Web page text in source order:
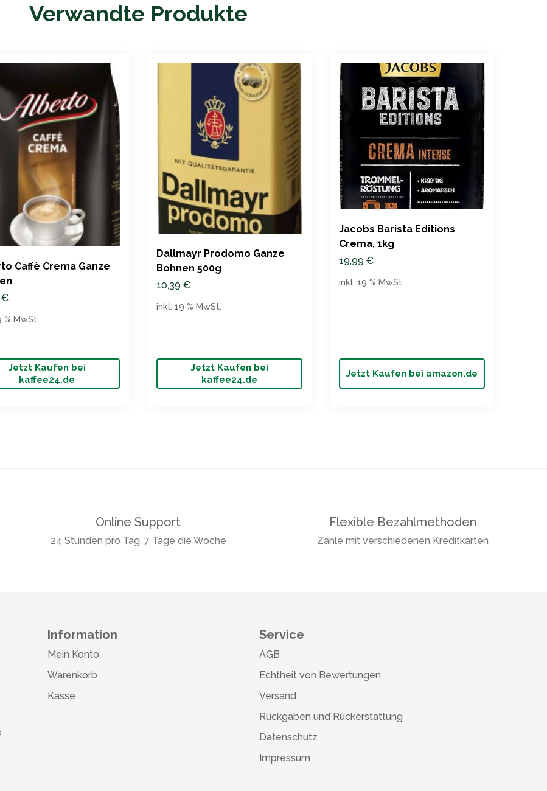
Verwandte Produkte
Caffè Crema Ganze
€
Jetzt Kaufen bei
kaffee24.de
% MwSt.
Dallmayr Prodomo Ganze
Bohnen 500g
10,39 €
Jetzt Kaufen bei
kaffee24.de
inkl. 19 % MwSt.
Jacobs Barista Editions
Crema, 1kg
19,99 €
Jetzt Kaufen bei amazon.de
inkl. 19 % MwSt.
Online Support
24 Stunden pro Tag, 7 Tage die Woche
Flexible Bezahlmethoden
Zahle mit verschiedenen Kreditkarten
Information
Mein Konto
Warenkorb
Kasse
Service
AGB
Echtheit von Bewertungen
Versand
Rückgaben und Rückerstattung
Datenschutz
Impressum